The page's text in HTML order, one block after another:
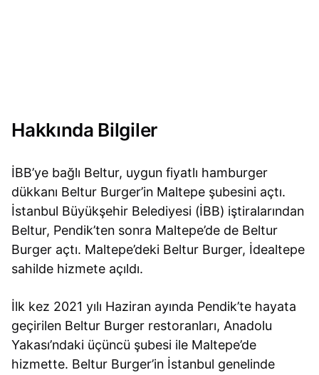
Hakkında Bilgiler
İBB’ye bağlı Beltur, uygun fiyatlı hamburger
dükkanı Beltur Burger’in Maltepe şubesini açtı.
İstanbul Büyükşehir Belediyesi (İBB) iştiralarından
Beltur, Pendik’ten sonra Maltepe’de de Beltur
Burger açtı. Maltepe’deki Beltur Burger, İdealtepe
sahilde hizmete açıldı.
İlk kez 2021 yılı Haziran ayında Pendik’te hayata
geçirilen Beltur Burger restoranları, Anadolu
Yakası’ndaki üçüncü şubesi ile Maltepe’de
hizmette. Beltur Burger’in İstanbul genelinde